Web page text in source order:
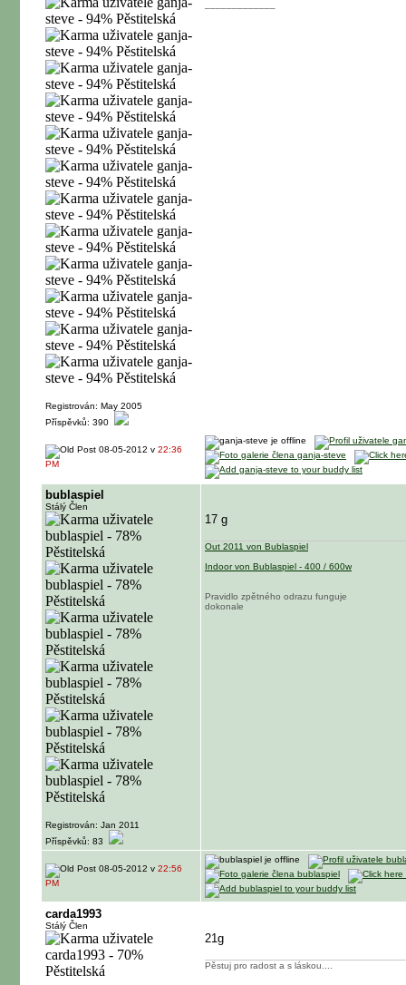
Registrován: May 2005
Příspěvků: 390
08-05-2012 v 22:36
PM
bublaspiel
Stálý Člen
Registrován: Jan 2011
Příspěvků: 83
17 g
Out 2011 von Bublaspiel
Indoor von Bublaspiel - 400 / 600w
Pravidlo zpětného odrazu funguje
dokonale
08-05-2012 v 22:56
PM
carda1993
Stálý Člen
21g
Pěstuj pro radost a s láskou....